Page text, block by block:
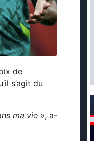
de
s’agit du
ma vie », a-